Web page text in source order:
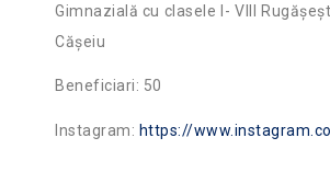
Gimnazială cu clasele I- VIII
Cășeiu
Beneficiari: 50
Instagram: https://